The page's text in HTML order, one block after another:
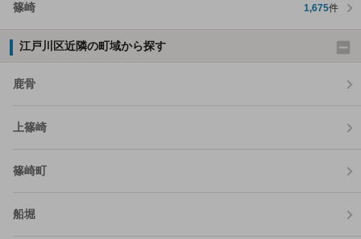
篠崎 1,675件
江戸川区近隣の町域から探す
鹿骨
上篠崎
篠崎町
船堀